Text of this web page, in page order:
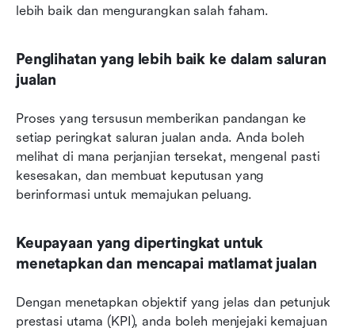
lebih baik dan mengurangkan salah faham.
Penglihatan yang lebih baik ke dalam saluran
jualan
Proses yang tersusun memberikan pandangan ke
setiap peringkat saluran jualan anda. Anda boleh
melihat di mana perjanjian tersekat, mengenal pasti
kesesakan, dan membuat keputusan yang
berinformasi untuk memajukan peluang.
Keupayaan yang dipertingkat untuk
menetapkan dan mencapai matlamat jualan
Dengan menetapkan objektif yang jelas dan petunjuk
prestasi utama (KPI), anda boleh menjejaki kemajuan